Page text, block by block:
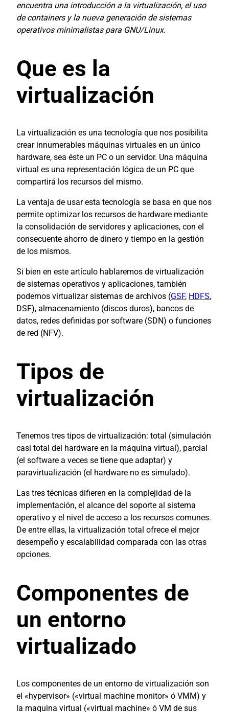
encuentra una introducción a la virtualización, el uso
de containers y la nueva generación de sistemas
operativos minimalistas para GNU/Linux.
Que es la
virtualización
La virtualización es una tecnología que nos posibilita
crear innumerables máquinas virtuales en un único
hardware, sea éste un PC o un servidor. Una máquina
virtual es una representación lógica de un PC que
compartirá los recursos del mismo.
La ventaja de usar esta tecnología se basa en que nos
permite optimizar los recursos de hardware mediante
la consolidación de servidores y aplicaciones, con el
consecuente ahorro de dinero y tiempo en la gestión
de los mismos.
Si bien en este artículo hablaremos de virtualización
de sistemas operativos y aplicaciones, también
podemos virtualizar sistemas de archivos (GSF, HDFS,
DSF), almacenamiento (discos duros), bancos de
datos, redes definidas por software (SDN) o funciones
de red (NFV).
Tipos de
virtualización
Tenemos tres tipos de virtualización: total (simulación
casi total del hardware en la máquina virtual), parcial
(el software a veces se tiene que adaptar) y
paravirtualización (el hardware no es simulado).
Las tres técnicas difieren en la complejidad de la
implementación, el alcance del soporte al sistema
operativo y el nivel de acceso a los recursos comunes.
De entre ellas, la virtualización total ofrece el mejor
desempeño y escalabilidad comparada con las otras
opciones.
Componentes de
un entorno
virtualizado
Los componentes de un entorno de virtualización son
el «hypervisor» («virtual machine monitor» ó VMM) y
la maquina virtual («virtual machine» ó VM de sus